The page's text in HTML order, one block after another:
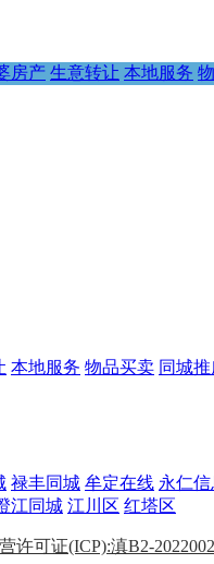
房产 生意转让 本地服务
本地服务 物品买卖 同城
禄丰同城 牟定在线 永仁信
江同城 江川区 红塔区
许可证(ICP):滇B2-